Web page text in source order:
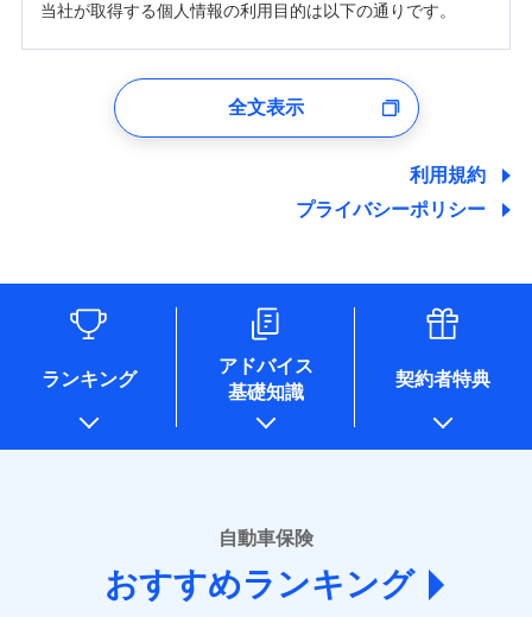
当社が取得する個人情報の利用目的は以下の通りです。
ユーザー登録受付および、管理のため
しくは委託を受けている保険会社・提携会社の保険その他に
関する情報を提供し、金融商品等の契約を勧奨するため、ま
た維持管理等の委託業務遂行のため、またそれらに付帯、関
情報を取引のある他の保険会社の商品・サービスをご提案す
るために利用させていただくことがあります。）
各種セミナーの開催のため
コンサルティングサービスの実施のため
アンケートやキャンペーン等の実施のため
上記に係る案内・手続き・管理等付帯業務を行うため
* 当社が委託を受けている保険会社の情報は、保険会社のホ
ームページに掲載しておりますので、ご確認ください。
あいおいニッセイ同和損害保険株式会社
(https://www.aioinissaydowa.co.jp/)
アクサ損害保険株式会社 (https://www.axa-
direct.co.jp/)
全文表示
利用規約
プライバシーポリシー
ランキング
アドバイス
基礎知識
契約者特典
自動車保険
おすすめランキング